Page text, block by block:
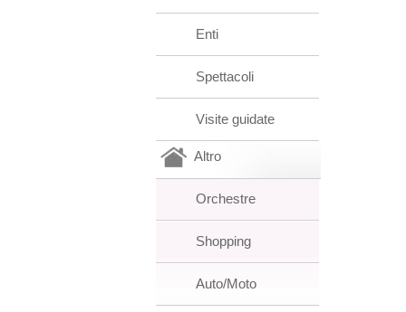
Enti
Spettacoli
Visite guidate
Altro
Orchestre
Shopping
Auto/Moto